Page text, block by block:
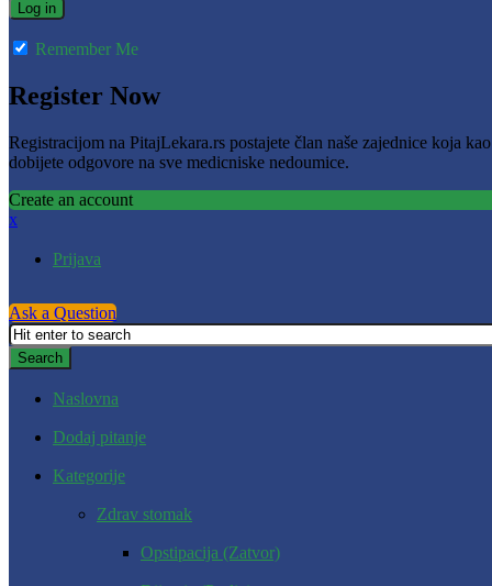
Remember Me
Register Now
Registracijom na PitajLekara.rs postajete član naše zajednice koja
dobijete odgovore na sve medicniske nedoumice.
Create an account
x
Prijava
Ask a Question
Naslovna
Dodaj pitanje
Kategorije
Zdrav stomak
Opstipacija (Zatvor)